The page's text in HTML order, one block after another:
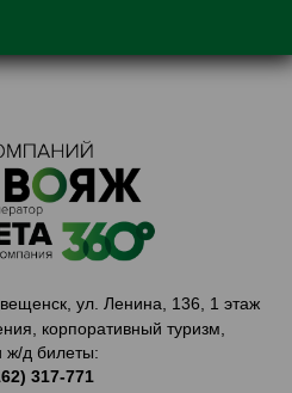
ОБЛАСТИ
ОБСЛУЖ.ул. Ленина, 136, 1 этаж
корпоративный туризм,
ж/д билеты:
317-771